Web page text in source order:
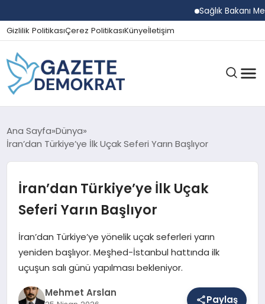
Sağlık Bakanı
Gizlilik PolitikasıÇerez PolitikasıKünyeİletişim
GÜNDEM
SPOR
MAGAZIN
Ana Sayfa Dünya
İran’dan Türkiye’ye İlk Uçak Seferi Yarın Başlıyor
İran’dan Türkiye’ye İlk Uçak
Seferi Yarın Başlıyor
İran’dan Türkiye’ye yönelik uçak seferleri yarın
yeniden başlıyor. Meşhed-İstanbul hattında ilk
uçuşun salı günü yapılması bekleniyor.
Mehmet Arslan
Paylaş